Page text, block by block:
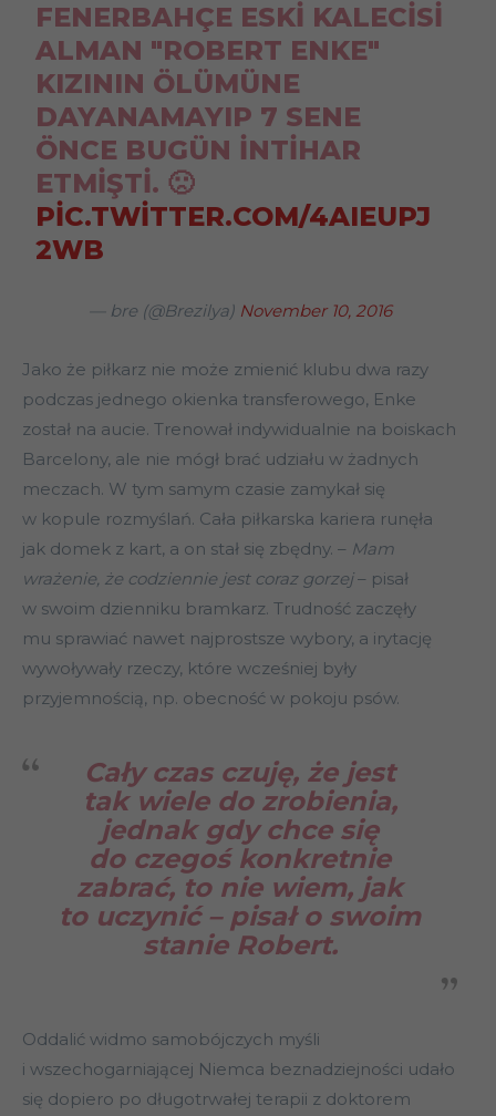
FENERBAHÇE ESKI KALECISI
ALMAN "ROBERT ENKE"
KIZININ ÖLÜMÜNE
DAYANAMAYIP 7 SENE
ÖNCE BUGÜN INTIHAR
ETMIŞTI. 🙁
PIC.TWITTER.COM/4AIEUPJ
2WB
— bre (@Brezilya) November 10, 2016
Jako że piłkarz nie może zmienić klubu dwa razy
podczas jednego okienka transferowego, Enke
został na aucie. Trenował indywidualnie na boiskach
Barcelony, ale nie mógł brać udziału w żadnych
meczach. W tym samym czasie zamykał się
w kopule rozmyślań. Cała piłkarska kariera runęła
jak domek z kart, a on stał się zbędny. – Mam
wrażenie, że codziennie jest coraz gorzej– pisał
w swoim dzienniku bramkarz. Trudność zaczęły
mu sprawiać nawet najprostsze wybory, a irytację
wywoływały rzeczy, które wcześniej były
przyjemnością, np. obecność w pokoju psów.
Cały czas czuję, że jest
tak wiele do zrobienia,
jednak gdy chce się
do czegoś konkretnie
zabrać, to nie wiem, jak
to uczynić – pisał o swoim
stanie Robert.
Oddalić widmo samobójczych myśli
i wszechogarniającej Niemca beznadziejności udało
się dopiero po długotrwałej terapii z doktorem